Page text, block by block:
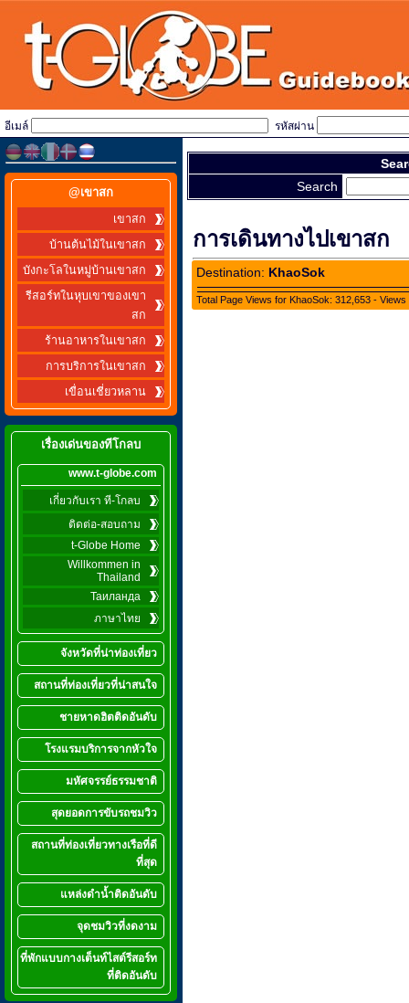
อีเมล์ รหัสผ่าน
@เขาสก
เขาสก
บ้านต้นไม้ในเขาสก
บังกะโลในหมู่บ้านเขาสก
รีสอร์ทในหุบเขาของเขา
สก
ร้านอาหารในเขาสก
การบริการในเขาสก
เขื่อนเชี่ยวหลาน
เรื่องเด่นของทีโกลบ
www.t-globe.com
เกี่ยวกับเรา ที-โกลบ
ติดต่อ-สอบถาม
t-Globe Home
Willkommen in
Thailand
Таиланда
ภาษาไทย
จังหวัดที่น่าท่องเที่ยว
สถานที่ท่องเที่ยวที่น่าสนใจ
ชายหาดฮิตติดอันดับ
โรงแรมบริการจากหัวใจ
มหัศจรรย์ธรรมชาติ
สุดยอดการขับรถชมวิว
สถานที่ท่องเที่ยวทางเรือที่ดี
ที่สุด
แหล่งดำน้ำติดอันดับ
จุดชมวิวที่งดงาม
ที่พักแบบกางเต็นท์ไสต์รีสอร์ท
ที่ติดอันดับ
Search
การเดินทางไปเขาสก
Destination: KhaoSok
Total Page Views for KhaoSok: 312,653 -